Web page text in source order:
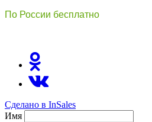
По России бесплатно
Сделано в InSales
Имя